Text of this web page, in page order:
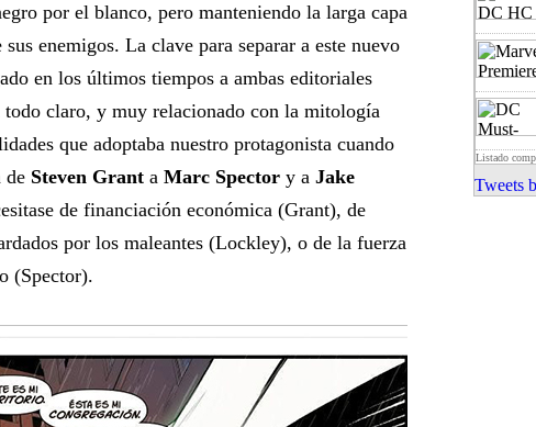
por el blanco, pero manteniendo la larga capa
enemigos. La clave para separar a este nuevo
en los últimos tiempos a ambas editoriales
todo claro, y muy relacionado con la mitología
que adoptaba nuestro protagonista cuando
de Steven Grant a Marc Spector y a Jake
de financiación económica (Grant), de
por los maleantes (Lockley), o de la fuerza
(Spector).
Listado
Tweets